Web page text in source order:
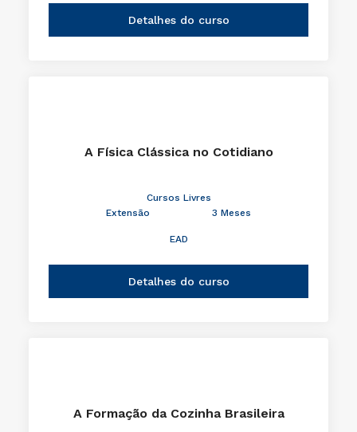
Detalhes do curso
A Física Clássica no Cotidiano
Cursos Livres
Extensão
3 Meses
EAD
Detalhes do curso
A Formação da Cozinha Brasileira